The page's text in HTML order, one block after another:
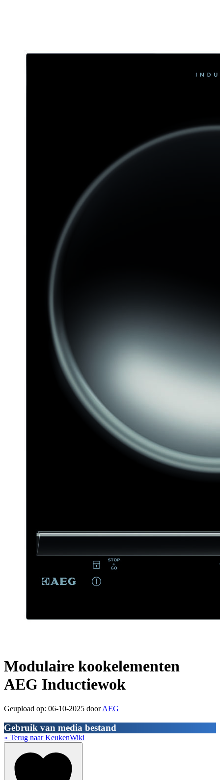
Modulaire kookelementen
AEG Inductiewok
Geupload op: 06-10-2025 doorAEG
Gebruik van media bestand
« Terug naar KeukenWiki